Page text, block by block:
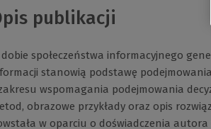
publikacji
dobie społeczeństwa informacyjnego
stanowią podstawę
wspomagania podejmowania
obrazowe przykłady oraz opis
w oparciu o doświadczenia